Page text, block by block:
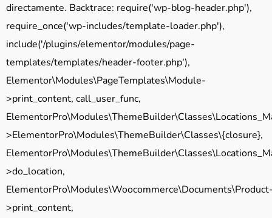
directamente. Backtrace: require('wp-blog-header.php'),
require_once('wp-includes/template-loader.php'),
include('/plugins/elementor/modules/page-
templates/templates/header-footer.php'),
Elementor\Modules\PageTemplates\Module-
>print_content, call_user_func,
>ElementorPro\Modules\ThemeBuilder\Classes\{closure},
>do_location,
>print_content,